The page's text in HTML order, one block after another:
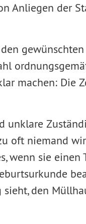
Anliegen der
machen: Die
unklare
oft niemand
wenn sie einen
den